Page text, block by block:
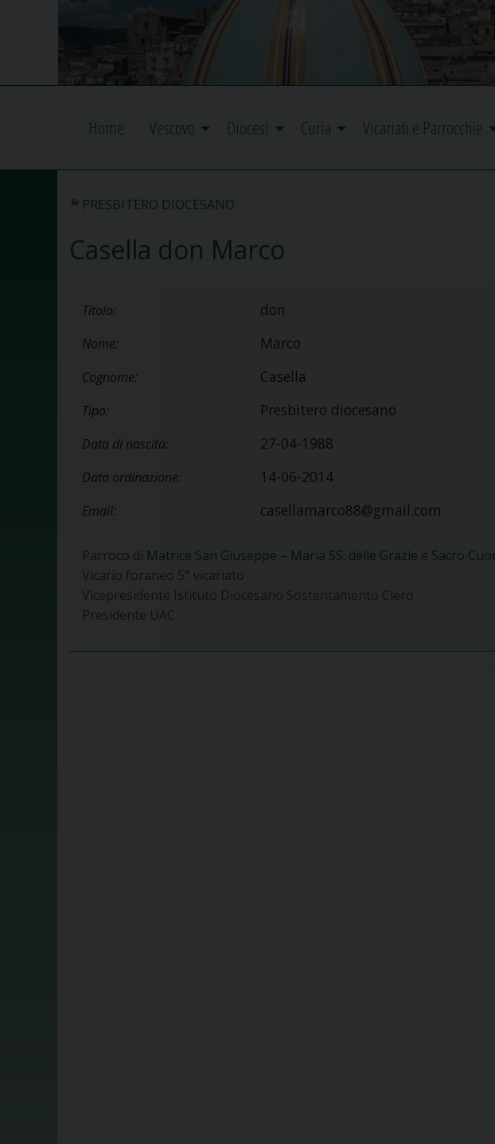
Home Vescovo Diocesi Curia Vicariati e Parrocchie
PRESBITERO DIOCESANO
Casella don Marco
Titolo: don
Nome: Marco
Cognome: Casella
Tipo: Presbitero diocesano
Data di nascita: 27-04-1988
Data ordinazione: 14-06-2014
Email: casellamarco88@gmail.com
Parroco di Matrice San Giuseppe – Maria SS. delle Grazie e Sacro
Vicario foraneo 5° vicariato
Vicepresidente Istituto Diocesano Sostentamento Clero
Presidente UAC